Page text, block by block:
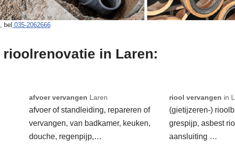
bel 035-2062666
in Laren:
afvoer vervangen Laren
afvoer of standleiding, repareren of
vervangen, van badkamer, keuken,
douche, regenpijp,…
riool vervangen in
(gietijzeren-)
grespijp, asbest
aansluiting …